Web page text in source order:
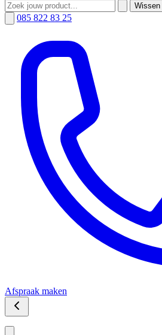
Wissen
085 822 83 25
Afspraak maken